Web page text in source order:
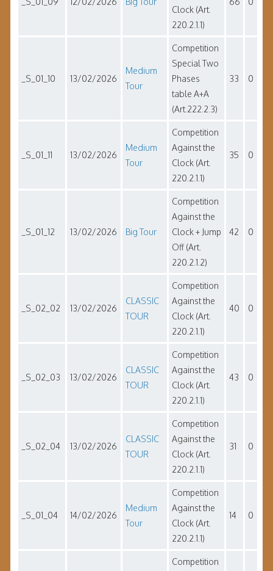
Clock (Art.
220.2.1.1)
_S_01_10 13/02/2026
Medium
Tour
Competition
Special Two
Phases
table A+A
(Art.222.2.3)
33 0
_S_01_11 13/02/2026
Medium
Tour
Competition
Against the
Clock (Art.
220.2.1.1)
35 0
_S_01_12 13/02/2026 Big Tour
Competition
Against the
Clock + Jump
Off (Art.
220.2.1.2)
42 0
_S_02_02 13/02/2026
CLASSIC
TOUR
Competition
Against the
Clock (Art.
220.2.1.1)
40 0
_S_02_03 13/02/2026
CLASSIC
TOUR
Competition
Against the
Clock (Art.
220.2.1.1)
43 0
_S_02_04 13/02/2026
CLASSIC
TOUR
Competition
Against the
Clock (Art.
220.2.1.1)
31 0
_S_01_04 14/02/2026
Medium
Tour
Competition
Against the
Clock (Art.
220.2.1.1)
14 0
Competition